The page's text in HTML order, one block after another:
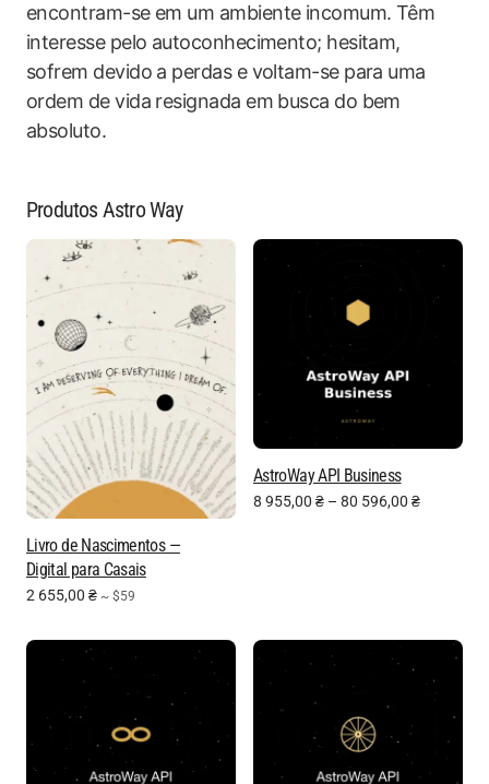
encontram-se em um ambiente incomum. Têm
interesse pelo autoconhecimento; hesitam,
sofrem devido a perdas e voltam-se para uma
ordem de vida resignada em busca do bem
absoluto.
Produtos Astro Way
Livro de Nascimentos —
Digital para Casais
2 655,00 ₴ ~ $59
AstroWay API Business
8 955,00 ₴ – 80 596,00 ₴